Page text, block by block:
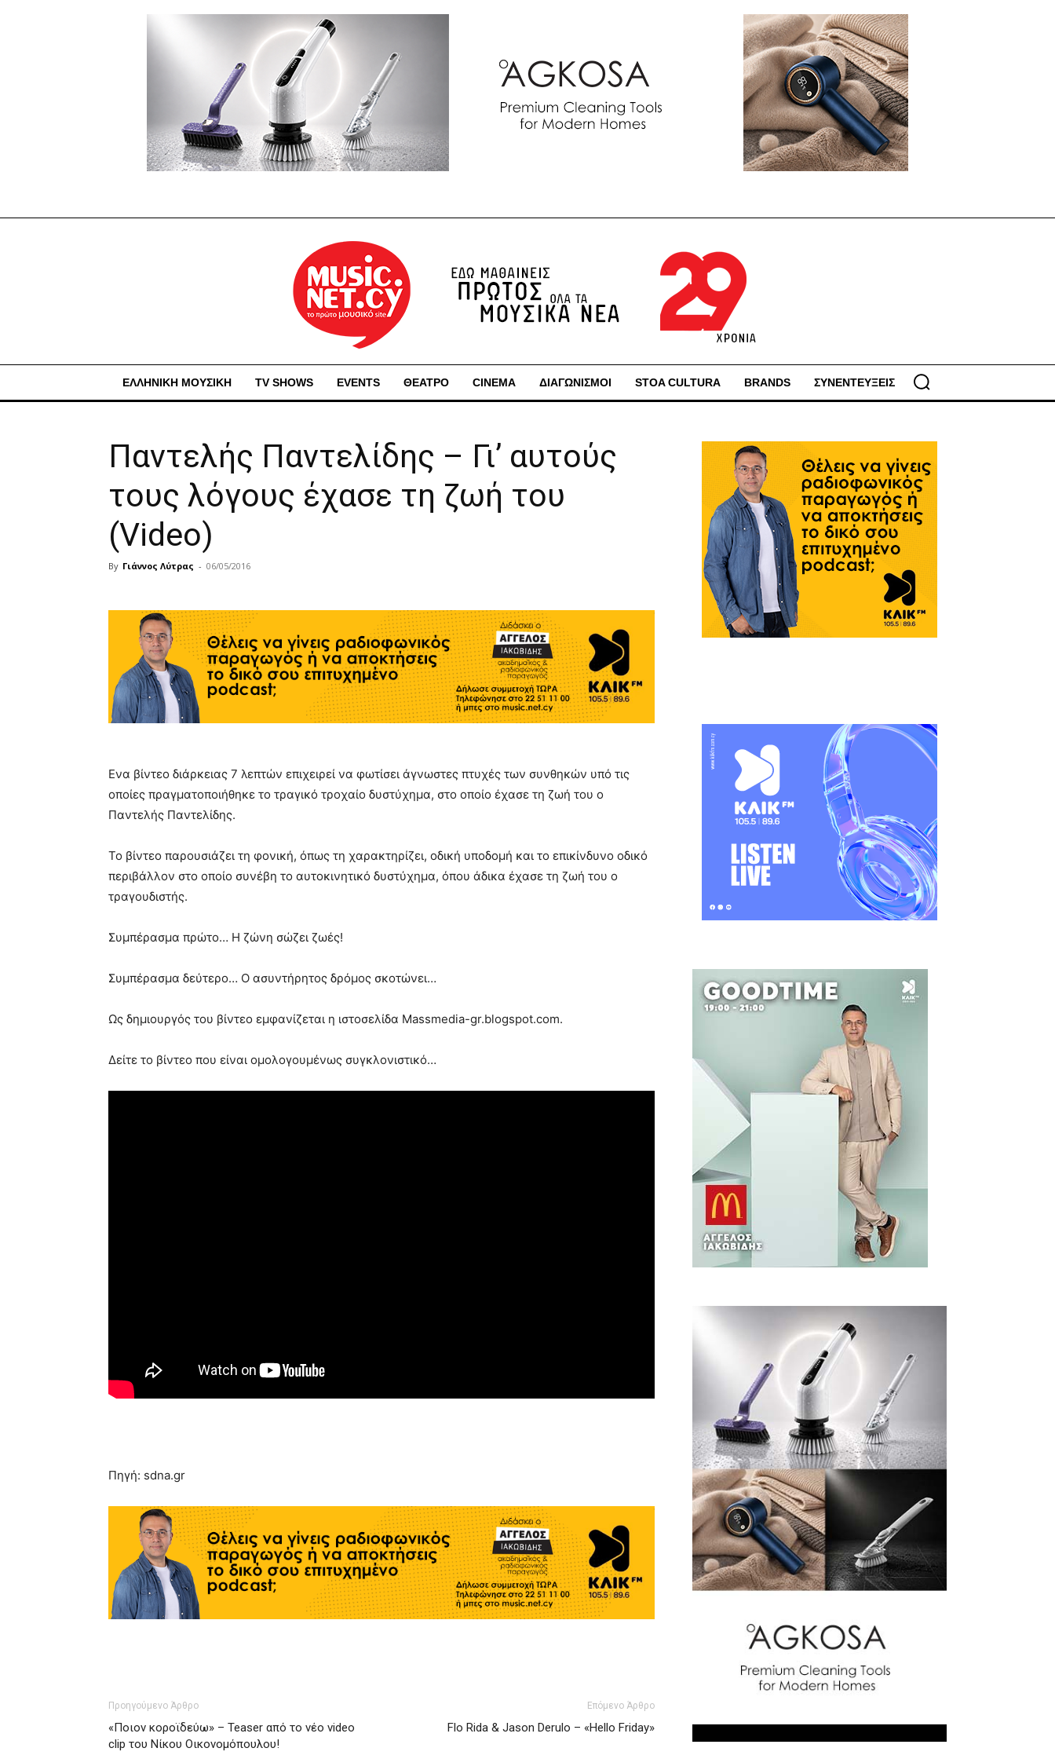
ΕΛΛΗΝΙΚΗ ΜΟΥΣΙΚΗ TV SHOWS EVENTS ΘΕΑΤΡΟ CINEMA ΔΙΑΓΩΝΙΣΜΟΙ STOA CULTURA BRANDS ΣΥΝΕΝΤΕΥΞΕΙΣ
Παντελής Παντελίδης – Γι’ αυτούς
τους λόγους έχασε τη ζωή του
(Video)
By Γιάννος Λύτρας - 06/05/2016
Ενα βίντεο διάρκειας 7 λεπτών επιχειρεί να φωτίσει άγνωστες πτυχές των συνθηκών υπό τις
οποίες πραγματοποιήθηκε το τραγικό τροχαίο δυστύχημα, στο οποίο έχασε τη ζωή του ο
Παντελής Παντελίδης.
Το βίντεο παρουσιάζει τη φονική, όπως τη χαρακτηρίζει, οδική υποδομή και το επικίνδυνο οδικό
περιβάλλον στο οποίο συνέβη το αυτοκινητικό δυστύχημα, όπου άδικα έχασε τη ζωή του ο
τραγουδιστής.
Συμπέρασμα πρώτο… Η ζώνη σώζει ζωές!
Συμπέρασμα δεύτερο… Ο ασυντήρητος δρόμος σκοτώνει…
Ως δημιουργός του βίντεο εμφανίζεται η ιστοσελίδα Massmedia-gr.blogspot.com.
Δείτε το βίντεο που είναι ομολογουμένως συγκλονιστικό…
Πηγή: sdna.gr
Προηγούμενο Άρθρο
«Ποιον κοροϊδεύω» – Teaser από το νέο video
clip του Νίκου Οικονομόπουλου!
Επόμενο Άρθρο
Flo Rida & Jason Derulo – «Hello Friday»